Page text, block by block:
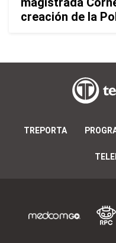
creación de la
TREPORTA